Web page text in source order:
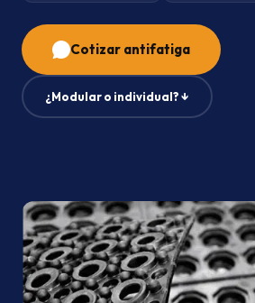
Cotizar antifatiga
¿Modular o individual? ↓